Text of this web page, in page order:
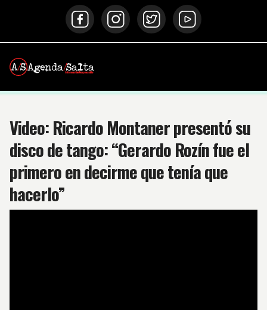
Video: Ricardo Montaner presentó su
disco de tango: “Gerardo Rozín fue el
primero en decirme que tenía que
hacerlo”